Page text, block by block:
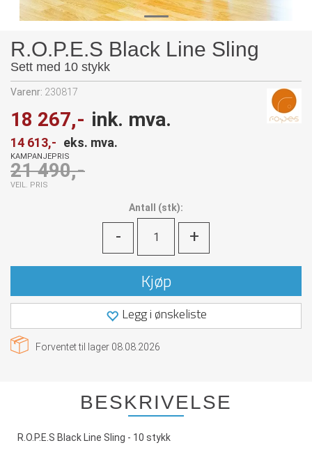
R.O.P.E.S Black Line Sling
Sett med 10 stykk
Varenr: 230817
18 267,- ink. mva.
14 613,- eks. mva.
KAMPANJEPRIS
21 490,-
VEIL. PRIS
Antall (stk):
- +
Kjøp
Legg i ønskeliste
Forventet til lager 08.08.2026
BESKRIVELSE
R.O.P.E.S Black Line Sling - 10 stykk